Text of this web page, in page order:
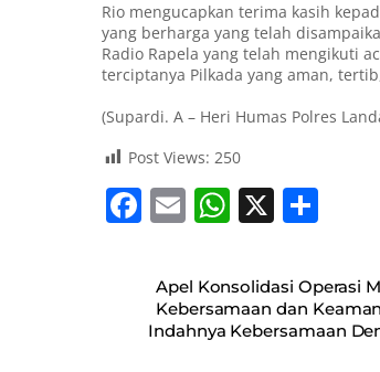
Rio mengucapkan terima kasih
yang berharga yang telah
Radio Rapela yang telah mengikuti
terciptanya Pilkada yang aman,
(Supardi. A – Heri Humas Polres
Post Views: 250
F
c
e
b
E
ai
l
W
at
s
A
X
ar
e
Apel Konsolidasi Operasi
Kebersamaan dan
Indahnya Kebersamaan